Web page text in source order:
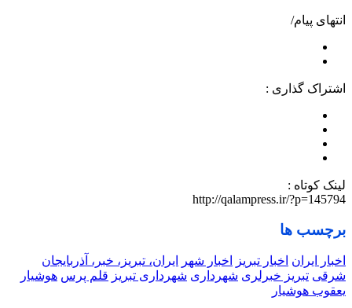
انتهای پیام/
اشتراک گذاری :
لینک کوتاه :
http://qalampress.ir/?p=145794
برچسب ها
اخبار ایران اخبار تبریز اخبار شهر
ایران، تبریز، خبر، آذربایجان
شرقی تبریز خبرلری شهرداری شهرداری تبریز قلم پرس هوشیار
یعقوب هوشیار